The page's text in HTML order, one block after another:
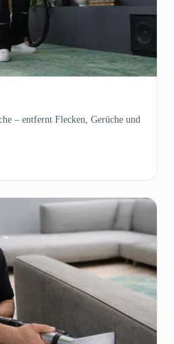
– entfernt Flecken, Gerüche und